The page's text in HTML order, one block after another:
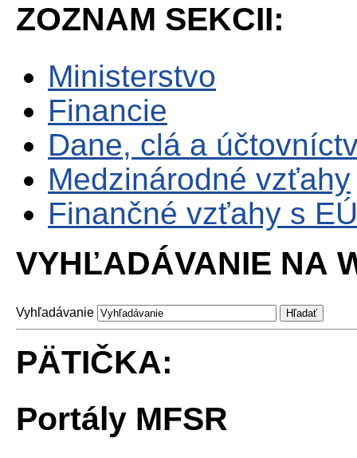
ZOZNAM SEKCII:
Ministerstvo
Financie
Dane, clá a
Medzinárodné vzťahy
Finančné vzťahy s EÚ
VYHĽADÁVANIE NA
Vyhľadávanie
PÄTIČKA:
Portály MFSR